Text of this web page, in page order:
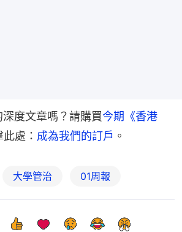
度文章嗎？請購買今期《香港
此處： 成為我們的訂戶 。
大學管治 01周報